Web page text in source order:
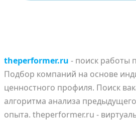
theperformer.ru - поиск работы
Подбор компаний на основе
ценностного профиля. Поиск
алгоритма анализа
опыта. theperformer.ru -